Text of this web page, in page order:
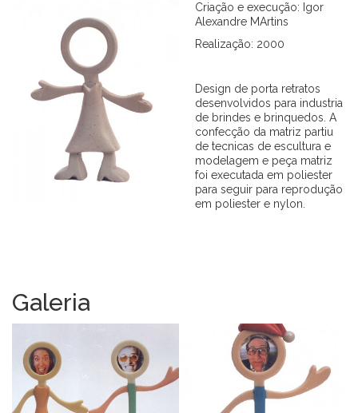
Criação e execução: Igor
Alexandre MArtins
Realização: 2000
Design de porta retratos
desenvolvidos para industria
de brindes e brinquedos. A
confecção da matriz partiu
de tecnicas de escultura e
modelagem e peça matriz
foi executada em poliester
para seguir para reprodução
em poliester e nylon.
Galeria